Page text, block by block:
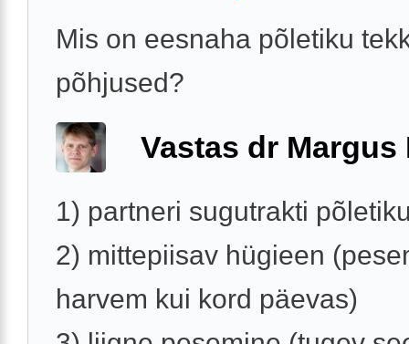
Mis on eesnaha põletiku
põhjused?
Vastas dr Margus
1) partneri sugutrakti
2) mittepiisav hügieen
harvem kui kord päevas)